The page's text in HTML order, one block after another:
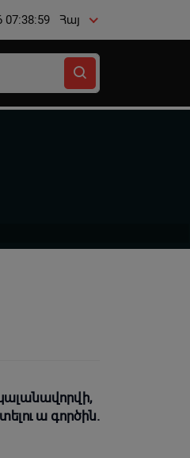
07:38:59 Հայ
ա գործին.